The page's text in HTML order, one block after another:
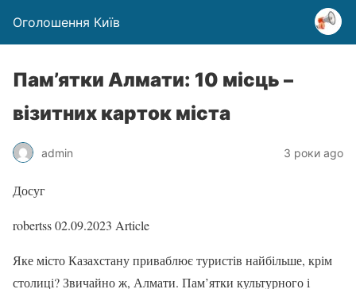
Оголошення Київ
Пам’ятки Алмати: 10 місць –
візитних карток міста
admin 3 роки ago
Досуг
robertss02.09.2023 Article
Яке місто Казахстану приваблює туристів найбільше, крім
столиці? Звичайно ж, Алмати. Пам’ятки культурного і